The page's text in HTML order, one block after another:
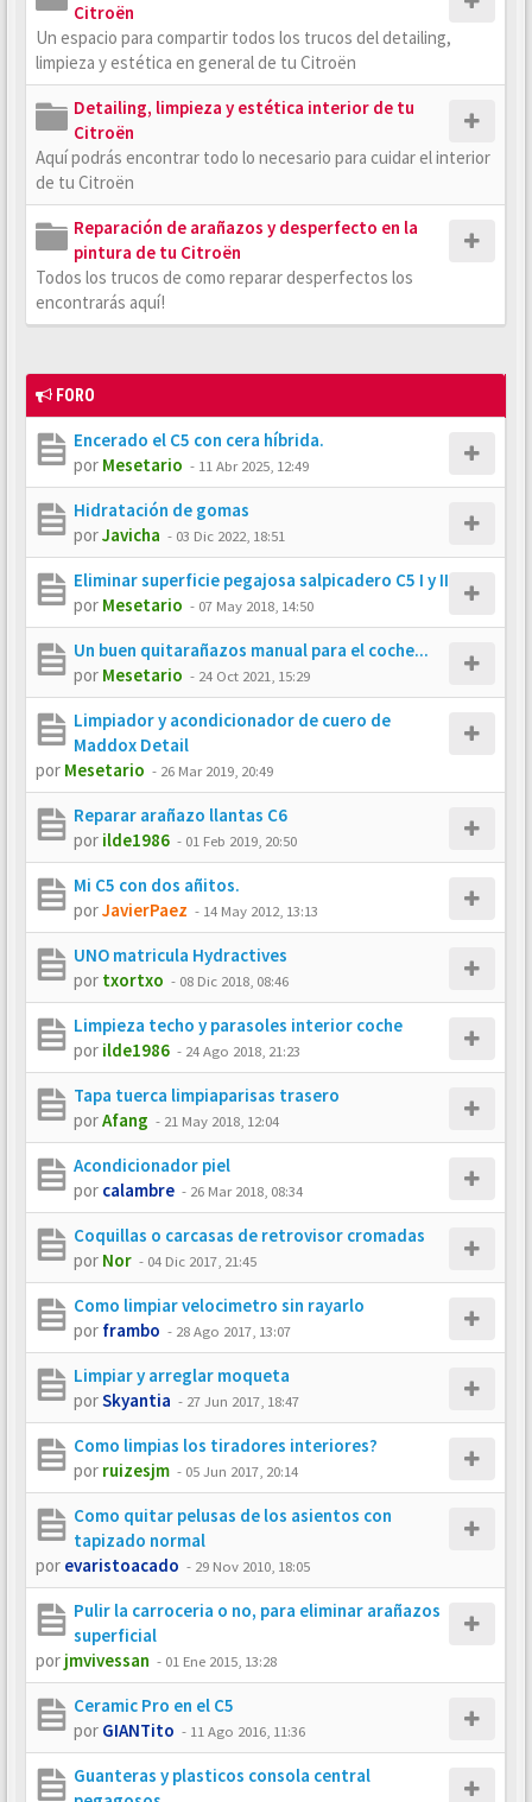
Citroën
Un espacio para compartir todos los trucos del detailing,
limpieza y estética en general de tu Citroën
Detailing, limpieza y estética interior de tu
Citroën
Aquí podrás encontrar todo lo necesario para cuidar el interior
de tu Citroën
Reparación de arañazos y desperfecto en la
pintura de tu Citroën
Todos los trucos de como reparar desperfectos los
encontrarás aquí!
FORO
Encerado el C5 con cera híbrida.
por Mesetario - 11 Abr 2025, 12:49
Hidratación de gomas
porJavicha - 03 Dic 2022, 18:51
Eliminar superficie pegajosa salpicadero C5 I y II
por Mesetario - 07 May 2018, 14:50
Un buen quitarañazos manual para el coche...
por Mesetario - 24 Oct 2021, 15:29
Limpiador y acondicionador de cuero de
Maddox Detail
por Mesetario - 26 Mar 2019, 20:49
Reparar arañazo llantas C6
por ilde1986 - 01 Feb 2019, 20:50
Mi C5 con dos añitos.
porJavierPaez - 14 May 2012, 13:13
UNO matricula Hydractives
por txortxo - 08 Dic 2018, 08:46
Limpieza techo y parasoles interior coche
por ilde1986 - 24 Ago 2018, 21:23
Tapa tuerca limpiaparisas trasero
porAfang - 21 May 2018, 12:04
Acondicionador piel
por calambre - 26 Mar 2018, 08:34
Coquillas o carcasas de retrovisor cromadas
por Nor - 04 Dic 2017, 21:45
Como limpiar velocimetro sin rayarlo
por frambo - 28 Ago 2017, 13:07
Limpiar y arreglar moqueta
porSkyantia - 27 Jun 2017, 18:47
Como limpias los tiradores interiores?
por ruizesjm - 05 Jun 2017, 20:14
Como quitar pelusas de los asientos con
tapizado normal
por evaristoacado - 29 Nov 2010, 18:05
Pulir la carroceria o no, para eliminar arañazos
superficial
por jmvivessan - 01 Ene 2015, 13:28
Ceramic Pro en el C5
por GIANTito - 11 Ago 2016, 11:36
Guanteras y plasticos consola central